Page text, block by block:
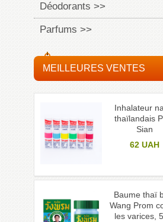
Déodorants >>
Parfums >>
MEILLEURES VENTES
Inhalateur
thaïlandais
Sian
62UAH
Baume thaï
Wang Prom
les varices,